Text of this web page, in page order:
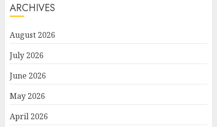
ARCHIVES
August 2026
July 2026
June 2026
May 2026
April 2026